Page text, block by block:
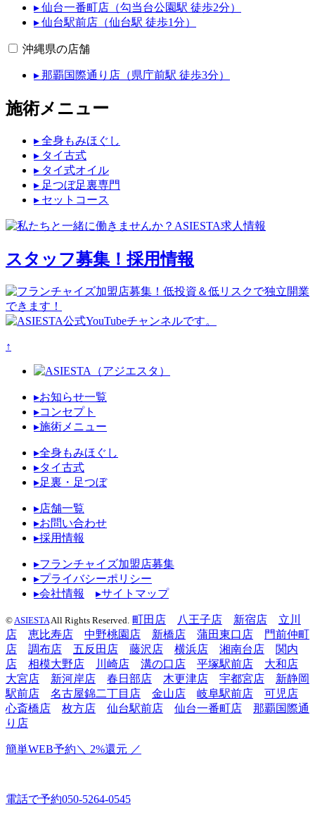
▸ 仙台一番町店（勾当台公園駅 徒歩2分）
▸ 仙台駅前店（仙台駅 徒歩1分）
沖縄県の店舗
▸ 那覇国際通り店（県庁前駅 徒歩3分）
施術メニュー
▸ 全身もみほぐし
▸ タイ古式
▸ タイ式オイル
▸ 足つぼ足裏専門
▸ セットコース
スタッフ募集！ 採用情報
↑
▸お知らせ一覧
▸コンセプト
▸施術メニュー
▸全身もみほぐし
▸タイ古式
▸足裏・足つぼ
▸店舗一覧
▸お問い合わせ
▸採用情報
▸フランチャイズ加盟店募集
▸プライバシーポリシー
▸会社情報
▸サイトマップ
© ASIESTA All Rights Reserved. 町田店 八王子店 新宿店
立川
店
恵比寿店 中野桃園店 新橋店 蒲田東口店
門前仲町
店
調布店 五反田店 藤沢店 横浜店 湘南台店
関内
店
相模大野店 川崎店 溝の口店 平塚駅前店
大和店
大宮店
新河岸店 春日部店 木更津店 宇都宮店
新静岡
駅前店
名古屋錦二丁目店 金山店 岐阜駅前店
可児店
心斎橋店
枚方店 仙台駅前店 仙台一番町店
那覇国際通
り店
簡単WEB予約＼ 2%還元 ／
電話で予約050-5264-0545